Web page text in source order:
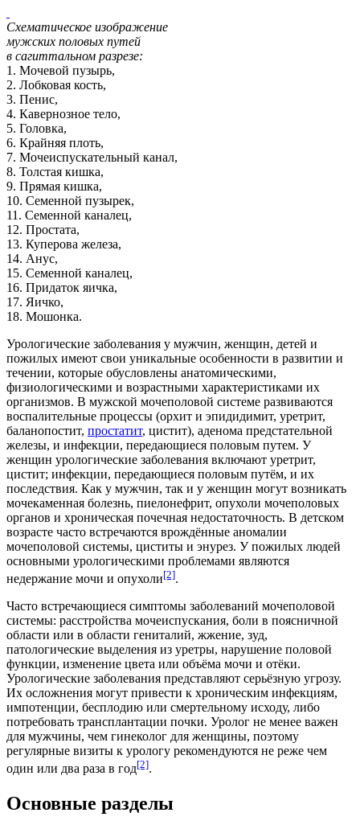
Схематическое изображение
мужских половых путей
в сагиттальном разрезе:
1. Мочевой пузырь,
2. Лобковая кость,
3. Пенис,
4. Кавернозное тело,
5. Головка,
6. Крайняя плоть,
7. Мочеиспускательный канал,
8. Толстая кишка,
9. Прямая кишка,
10. Семенной пузырек,
11. Семенной каналец,
12. Простата,
13. Куперова железа,
14. Анус,
15. Семенной каналец,
16. Придаток яичка,
17. Яичко,
18. Мошонка.
Урологические заболевания у мужчин, женщин, детей и
пожилых имеют свои уникальные особенности в развитии и
течении, которые обусловлены анатомическими,
физиологическими и возрастными характеристиками их
организмов. В мужской мочеполовой системе развиваются
воспалительные процессы (орхит и эпидидимит, уретрит,
баланопостит, простатит, цистит), аденома предстательной
железы, и инфекции, передающиеся половым путем. У
женщин урологические заболевания включают уретрит,
цистит; инфекции, передающиеся половым путём, и их
последствия. Как у мужчин, так и у женщин могут возникать
мочекаменная болезнь, пиелонефрит, опухоли мочеполовых
органов и хроническая почечная недостаточность. В детском
возрасте часто встречаются врождённые аномалии
мочеполовой системы, циститы и энурез. У пожилых людей
основными урологическими проблемами являются
недержание мочи и опухоли[2].
Часто встречающиеся симптомы заболеваний мочеполовой
системы: расстройства мочеиспускания, боли в поясничной
области или в области гениталий, жжение, зуд,
патологические выделения из уретры, нарушение половой
функции, изменение цвета или объёма мочи и отёки.
Урологические заболевания представляют серьёзную угрозу.
Их осложнения могут привести к хроническим инфекциям,
импотенции, бесплодию или смертельному исходу, либо
потребовать трансплантации почки. Уролог не менее важен
для мужчины, чем гинеколог для женщины, поэтому
регулярные визиты к урологу рекомендуются не реже чем
один или два раза в год[2].
Основные разделы